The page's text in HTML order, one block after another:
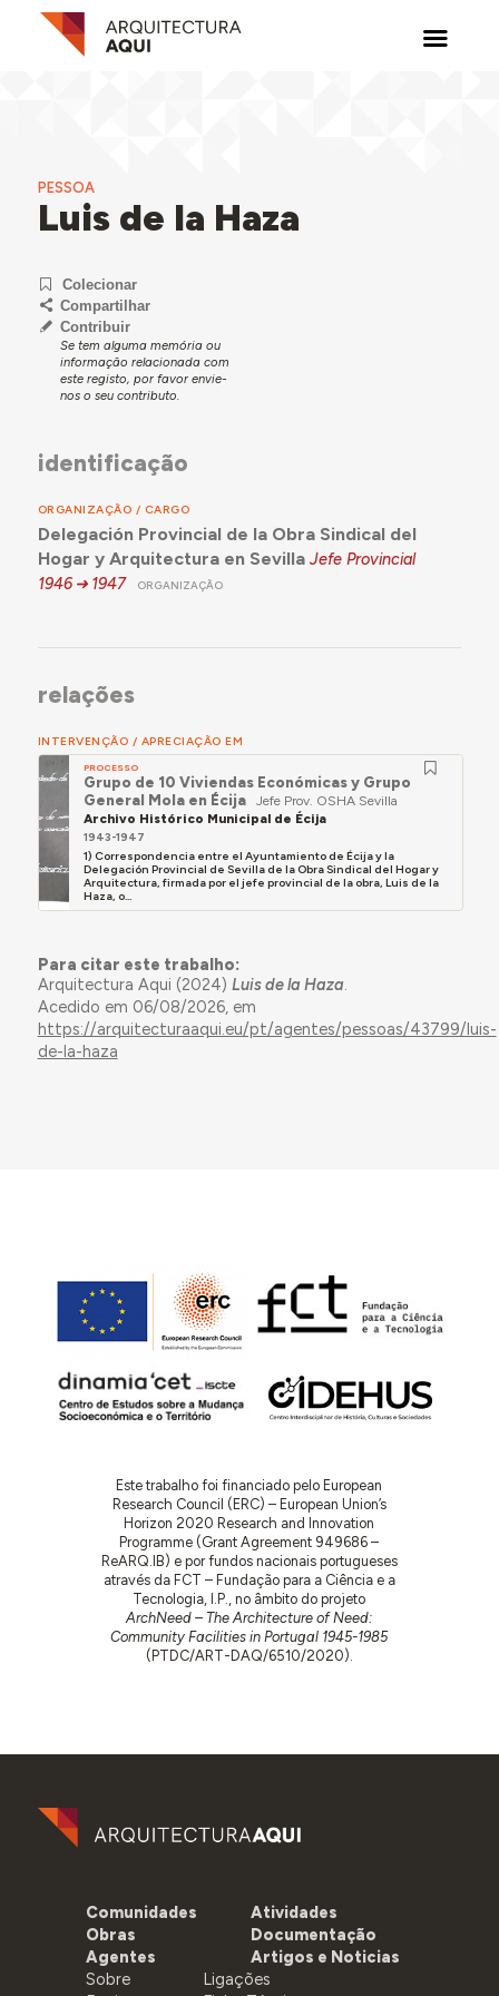
PESSOA
Luis de la Haza
Colecionar
Compartilhar
Contribuir
Se tem alguma memória ou
informação relacionada com
este registo, por favor envie-
nos o seu contributo.
identificação
ORGANIZAÇÃO / CARGO
Delegación Provincial de la Obra Sindical del
Hogar y Arquitectura en Sevilla Jefe Provincial
1946
1947 ORGANIZAÇÃO
relações
INTERVENÇÃO / APRECIAÇÃO EM
PROCESSO
Grupo de 10 Viviendas Económicas y Grupo
General Mola en Écija
Jefe Prov. OSHA Sevilla
Archivo Histórico Municipal de Écija
1943-1947
1) Correspondencia entre el Ayuntamiento de Écija y la
Delegación Provincial de Sevilla de la Obra Sindical del Hogar y
Arquitectura, firmada por el jefe provincial de la obra, Luis de la
Haza, o...
Para citar este trabalho:
Arquitectura Aqui (2024) Luis de la Haza.
Acedido em 06/08/2026, em
https://arquitecturaaqui.eu/pt/agentes/pessoas/43799/luis-
de-la-haza
Este trabalho foi financiado pelo European
Research Council (ERC) – European Union’s
Horizon 2020 Research and Innovation
Programme (Grant Agreement 949686 –
ReARQ.IB) e por fundos nacionais portugueses
através da FCT – Fundação para a Ciência e a
Tecnologia, I.P., no âmbito do projeto
ArchNeed – The Architecture of Need:
Community Facilities in Portugal 1945-1985
(PTDC/ART-DAQ/6510/2020).
Comunidades
Obras
Agentes
Atividades
Documentação
Artigos e Noticias
Sobre
Ligações